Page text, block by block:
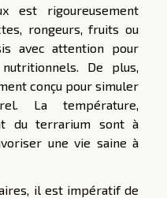
est rigoureusement
rongeurs, fruits ou
avec attention pour
De plus,
conçu pour simuler
La température,
du terrarium sont à
une vie saine à
il est impératif de